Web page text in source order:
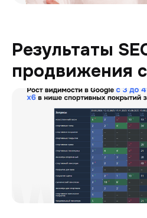
Результаты
продвижения